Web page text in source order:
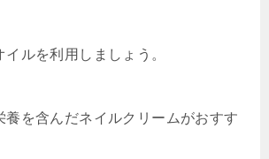
ルを利用しましょう。
養を含んだネイルクリームがおすす